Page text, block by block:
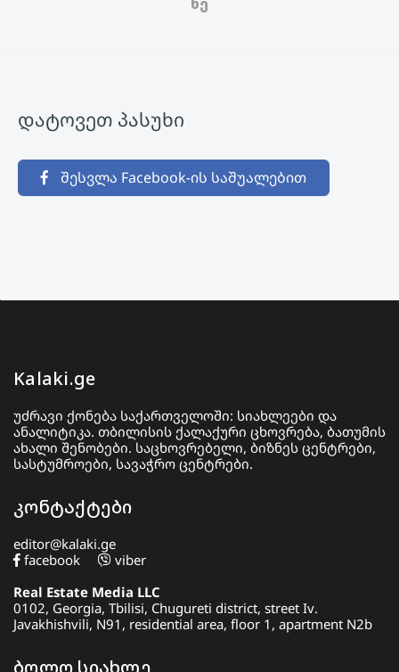
დატოვეთ პასუხი
შესვლა Facebook-ის საშუალებით
Kalaki.ge
უძრავი ქონება საქართველოში: სიახლეები და
ანალიტიკა. თბილისის ქალაქური ცხოვრება, ბათუმის
ახალი შენობები. საცხოვრებელი, ბიზნეს ცენტრები,
სასტუმროები, სავაჭრო ცენტრები.
კონტაქტები
editor@kalaki.ge
facebook
viber
Real Estate Media LLC
0102, Georgia, Tbilisi, Chugureti district, street Iv.
Javakhishvili, N91, residential area, floor 1, apartment N2b
ბოლო სიახლე